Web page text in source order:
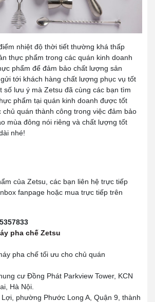
nhiệt độ thời tiết thường khá thấp
thực phẩm trong các quán kinh doanh
phẩm để đảm bảo chất lượng sản
tới khách hàng chất lượng phục vụ tốt
số lưu ý mà Zetsu đã cùng các bạn tìm
phẩm tại quán kinh doanh được tốt
chủ quán thành công trong việc đảm bảo
mùa đông nói riêng và chất lượng tốt
nhé!
của Zetsu, các bạn liên hệ trực tiếp
fanpage hoặc mua trực tiếp trên
pha chế Zetsu
pha chế tối ưu cho chủ quán
cư Đồng Phát Parkview Tower, KCN
Hà Nội.
phường Phước Long A, Quận 9, thành